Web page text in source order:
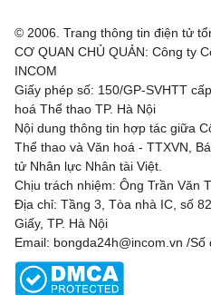
© 2006. Trang thông tin điện tử
CƠ QUAN CHỦ QUẢN: Công ty
INCOM
Giấy phép số: 150/GP-SVHTT
hoá Thể thao TP. Hà Nội
Nội dung thông tin hợp tác giữa
Thể thao và Văn hoá - TTXVN,
tử Nhân lực Nhân tài Việt.
Chịu trách nhiệm: Ông Trần Văn
Địa chỉ: Tầng 3, Tòa nhà IC, số
Giấy, TP. Hà Nội
Email: bongda24h@incom.vn /